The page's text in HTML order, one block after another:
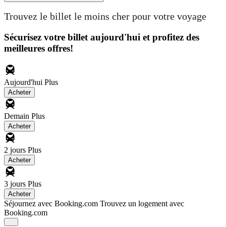
Trouvez le billet le moins cher pour votre voyage
Sécurisez votre billet aujourd'hui et profitez des
meilleures offres!
Aujourd'hui Plus
Acheter
Demain Plus
Acheter
2 jours Plus
Acheter
3 jours Plus
Acheter
Séjournez avec Booking.com Trouvez un logement avec
Booking.com